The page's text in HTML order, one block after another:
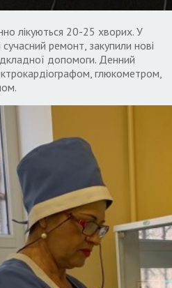
лікуються 20-25 хворих. У
ремонт, закупили нові
допомоги. Денний
глюкометром,